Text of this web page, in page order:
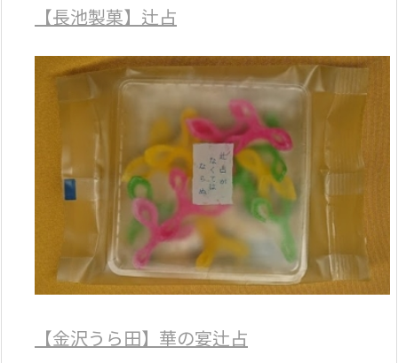
【長池製菓】辻占
【金沢うら田】華の宴辻占